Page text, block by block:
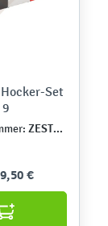
Set
9
ZEST5364
€